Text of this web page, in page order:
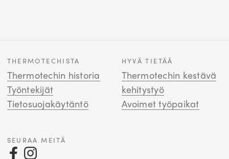
THERMOTECHISTA
Thermotechin historia
Työntekijät
Tietosuojakäytäntö
SEURAA MEITÄ
HYVÄ TIETÄÄ
Thermotechin kestävä
kehitystyö
Avoimet työpaikat